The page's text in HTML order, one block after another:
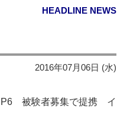
HEADLINE NEWS
2016年07月06日 (水)
被験者募集で提携 イ